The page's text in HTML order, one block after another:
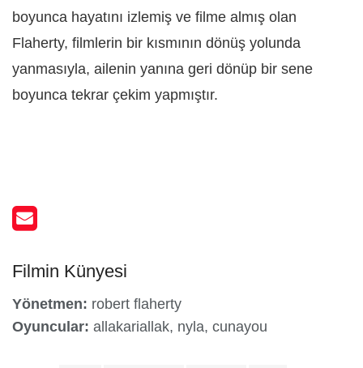
boyunca hayatını izlemiş ve filme almış olan
Flaherty, filmlerin bir kısmının dönüş yolunda
yanmasıyla, ailenin yanına geri dönüp bir sene
boyunca tekrar çekim yapmıştır.
Filmin Künyesi
Yönetmen: robert flaherty
Oyuncular: allakariallak, nyla, cunayou